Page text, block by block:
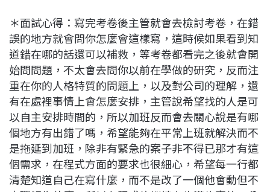
＊面試心得：寫完考卷後主管就會去檢討考卷，在錯
誤的地方就會問你怎麼會這樣寫，這時候如果看到知
道錯在哪的話還可以補救，等考卷都看完之後就會開
始問問題，不太會去問你以前在學做的研究，反而注
重在你的人格特質的問題上，以及對公司的理解，還
有在處裡事情上會怎麼安排，主管說希望找的人是可
以自主安排時間的，所以加班反而會去關心說是有哪
個地方有出錯了嗎，希望能夠在平常上班就解決而不
是拖延到加班，除非有緊急的案子非不得已那才有這
個需求，在程式方面的要求也很細心，希望每一行都
清楚知道自己在寫什麼，而不是改了一個他會動但不